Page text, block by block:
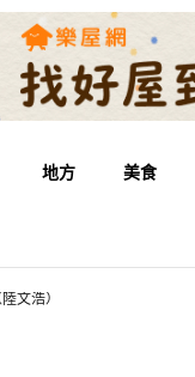
地方 美食
文浩）